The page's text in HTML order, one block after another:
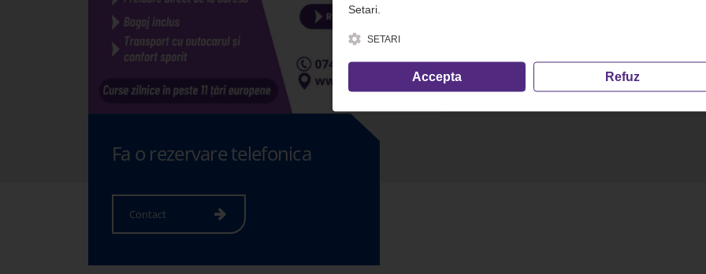
Fa o rezervare telefonica
Contact
Setari.
SETARI
Accepta Refuz